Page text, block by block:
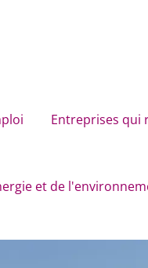
Entreprises qui
et de